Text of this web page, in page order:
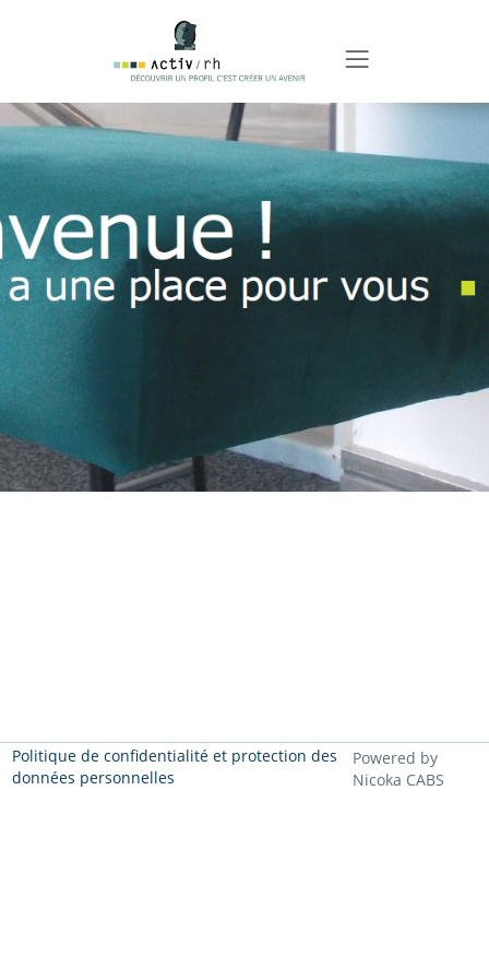
Politique de confidentialité et protection des
données personnelles
Powered by
Nicoka CABS